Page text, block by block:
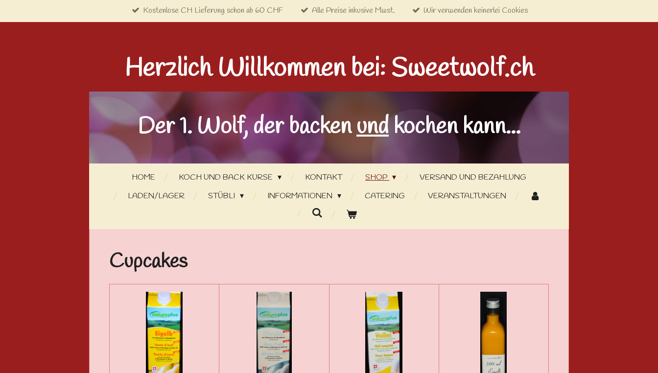
Hauptinhalt
Kostenlose CH Lieferung schon ab 60 CHF Alle Preise inkusive Mwst. Wir verwenden keinerlei Cookies
Herzlich Willkommen bei: Sweetwolf.ch
Der 1. Wolf, der backenundkochen kann...
HOME KOCH UND BACK KURSE KONTAKT SHOP
VERSAND UND BEZAHLUNG
LADEN/LAGER
STÜBLI INFORMATIONEN CATERING VERANSTALTUNGEN
Cupcakes